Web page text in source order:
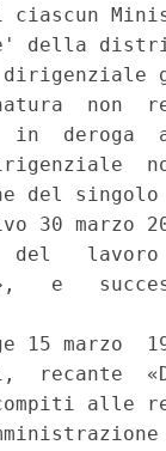
ciascun
della
non
in  deroga
del
30 marzo
del
e
15 marzo
recante